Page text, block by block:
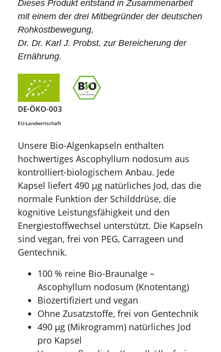
Dieses Produkt entstand in Zusammenarbeit
mit einem der drei Mitbegründer der deutschen
Rohkostbewegung,
Dr. Dr. Karl J. Probst, zur Bereicherung der
Ernährung.
DE-ÖKO-003
EU-Landwirtschaft
Unsere Bio-Algenkapseln enthalten
hochwertiges Ascophyllum nodosum aus
kontrolliert-biologischem Anbau. Jede
Kapsel liefert 490 µg natürliches Jod, das die
normale Funktion der Schilddrüse, die
kognitive Leistungsfähigkeit und den
Energiestoffwechsel unterstützt. Die Kapseln
sind vegan, frei von PEG, Carrageen und
Gentechnik.
100 % reine Bio-Braunalge –
Ascophyllum nodosum (Knotentang)
Biozertifiziert und vegan
Ohne Zusatzstoffe, frei von Gentechnik
490 µg (Mikrogramm) natürliches Jod
pro Kapsel